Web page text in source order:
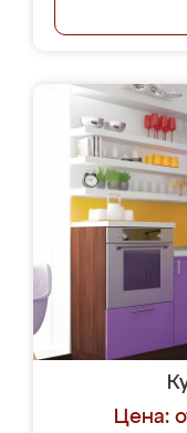
Цена: